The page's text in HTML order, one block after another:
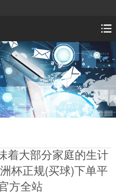
着大部分家庭的生计
杯正规(买球)下单平
方全站